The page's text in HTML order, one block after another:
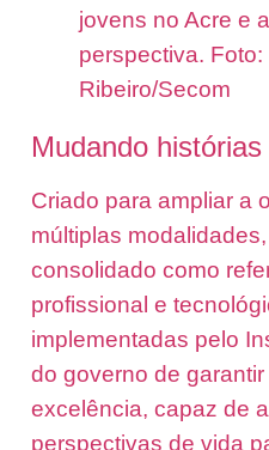
jovens no Acre e
perspectiva.
Ribeiro/Secom
Mudando histórias
Criado para ampliar a
múltiplas
consolidado como
profissional e
implementadas pelo
do governo de
excelência, capaz de
perspectivas de vida